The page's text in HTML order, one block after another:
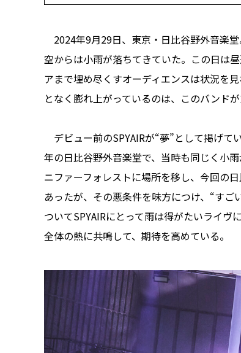
2024年9月29日、東京・日比谷野外音楽
空からは小雨が落ちてきていた。この日は
アまで埋め尽くすオーディエンスは状況を
となく膨れ上がっているのは、このバンド
デビュー前のSPYAIRが“夢”として掲げ
年の日比谷野外音楽堂で、当時も同じく小
ニファーフォレストに場所を移し、今回の
あったが、その悪条件を味方につけ、“す
ついてSPYAIRにとって雨は得がたいライ
全体の熱に共鳴して、期待を高めている。